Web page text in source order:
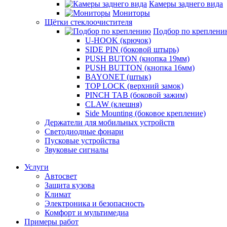
Камеры заднего вида
Мониторы
Щётки стеклоочистителя
Подбор по
U-HOOK (крючок)
SIDE PIN (боковой штырь)
PUSH BUTON (кнопка 19мм)
PUSH BUTTON (кнопка 16мм)
BAYONET (штык)
TOP LOCK (верхний замок)
PINCH TAB (боковой зажим)
CLAW (клешня)
Side Mounting (боковое крепление)
Держатели для мобильных устройств
Светодиодные фонари
Пусковые устройства
Звуковые сигналы
Услуги
Автосвет
Защита кузова
Климат
Электроника и безопасность
Комфорт и мультимедиа
Примеры работ